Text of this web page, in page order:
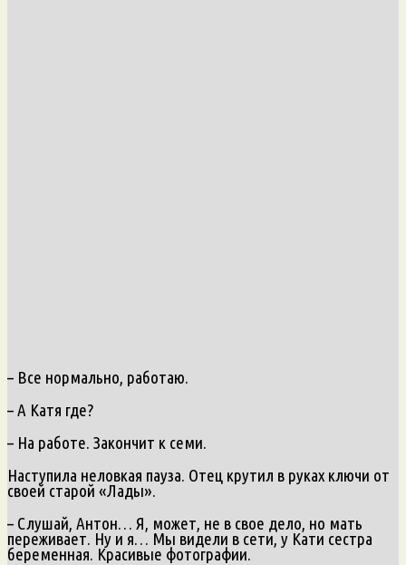
– Все нормально, работаю.
– А Катя где?
– На работе. Закончит к семи.
Наступила неловкая пауза. Отец крутил в руках ключи от
своей старой «Лады».
– Слушай, Антон… Я, может, не в свое дело, но мать
переживает. Ну и я… Мы видели в сети, у Кати сестра
беременная. Красивые фотографии.